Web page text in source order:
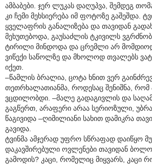
ამბაბები. ჯერ ლუკას დაღუპვა, შემდეგ
კი ჩემი მეხსიერება იმ ფოტოზე გაშეშდა.
ყველაფრის განალიზება და თავიდან
მეხუთებოდა, გაუსაძლის ტკივილს
ტირილი მინდოდა და ცრემლი არ
ვიწექი საწოლზე და მხოლოდ თვალებს
იქეთ.
–წამლის ბრალია, ცოტა ხნით ვერ
თეთრხალათიანმა, როდესაც შენიშნა, რომ
ვცდილობდი. –მალე გადაგივლის და
გაგწერთ, არაფერი არაა სერიოზული,
წაგივიდა –ღიმილიანი სახით დამიკრა
გავიდა.
ტვინმა ამჯერად უფრო სწრაფად დაიწყო
დაკავშირებული ოვლენები თავიდან
გამოდის? კაცი, რომელიც მიყვარს, კაცი